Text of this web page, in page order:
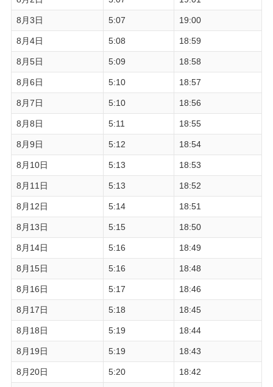
8月3日 5:07 19:00
8月4日 5:08 18:59
8月5日 5:09 18:58
8月6日 5:10 18:57
8月7日 5:10 18:56
8月8日 5:11 18:55
8月9日 5:12 18:54
8月10日 5:13 18:53
8月11日 5:13 18:52
8月12日 5:14 18:51
8月13日 5:15 18:50
8月14日 5:16 18:49
8月15日 5:16 18:48
8月16日 5:17 18:46
8月17日 5:18 18:45
8月18日 5:19 18:44
8月19日 5:19 18:43
8月20日 5:20 18:42